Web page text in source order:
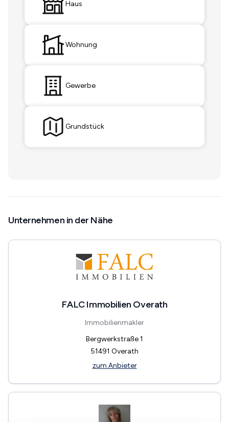
Haus
Wohnung
Gewerbe
Grundstück
Unternehmen in der Nähe
FALC Immobilien Overath
Immobilienmakler
Bergwerkstraße 1
51491 Overath
zum Anbieter